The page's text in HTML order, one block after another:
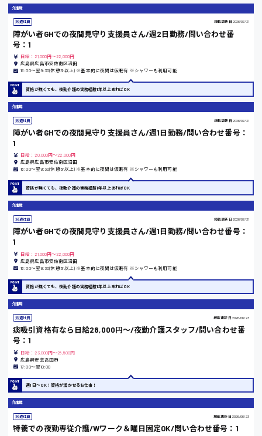
プログラマー
カスタマーエンジニア
経営企画
レジ
ホール
調理
洗い場
ラウンダー営業
ルート営業
その他の専門職
施設管理・整備
施工管理
自動車整備士
広島市安芸区
廿日市市
東広島市
山県郡
安芸太田町
安芸郡
日給8000円～
日給9000円～
日給10000円以上
介護職
派遣社員 掲載更新日 2026/07/31
障がい者GHでの夜間見守り支援員さん/週2日勤務/問い合わせ番
号：1
日給：21,000円～22,000円
広島県広島市安佐南区沼田
16:00〜翌9:30(休憩3h以上) ※基本的に夜間は仮眠有 ※シャワーも利用可能
資格が無くても、夜勤介護の実務経験1年以上あればOK
介護職
派遣社員 掲載更新日 2026/07/31
障がい者GHでの夜間見守り支援員さん/週1日勤務/問い合わせ番号：
1
日給：20,000円～22,000円
広島県広島市安佐南区沼田
16:00〜翌9:30(休憩3h以上) ※基本的に夜間は仮眠有 ※シャワーも利用可能
資格が無くても、夜勤介護の実務経験1年以上あればOK
介護職
派遣社員 掲載更新日 2026/07/31
障がい者GHでの夜間見守り支援員さん/週1日勤務/問い合わせ番号：
1
日給：21,000円～22,000円
広島県広島市安佐南区沼田
16:00〜翌9:30(休憩3h以上) ※基本的に夜間は仮眠有 ※シャワーも利用可能
資格が無くても、夜勤介護の実務経験1年以上あればOK
介護職
派遣社員 掲載更新日 2026/06/23
痰吸引資格有なら日給28,000円〜/夜勤介護スタッフ/問い合わせ番
号：1
日給：23,000円～28,500円
広島県安芸高田市
17:00〜翌10:00
週1日〜OK！資格が活かせるお仕事！
介護職
派遣社員 掲載更新日 2026/06/23
特養での夜勤専従介護/Wワーク＆曜日固定OK/問い合わせ番号：1